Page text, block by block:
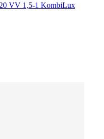
VV 1,5-1 KombiLux